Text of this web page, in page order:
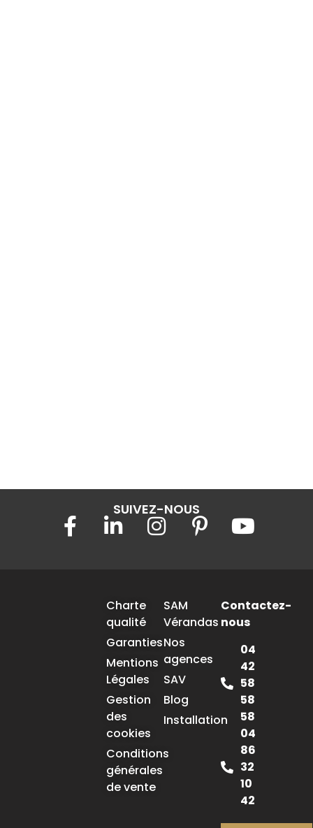
SUIVEZ-NOUS
Charte
qualité
Garanties
Mentions
Légales
Gestion
des
cookies
Conditions
générales
de vente
SAM
Vérandas
Nos
agences
SAV
Blog
Installation
Contactez-
nous
04
42
58
58
58
04
86
32
10
42